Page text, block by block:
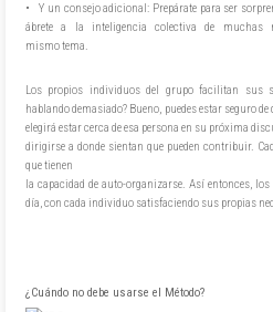
• Y un consejo adicional: Prepárate para ser
ábrete a la inteligencia colectiva de muchas
mismo tema.
Los propios individuos del grupo facilitan sus
hablando demasiado? Bueno, puedes estar seguro
elegirá estar cerca de esa persona en su próxima
dirigirse a donde sientan que pueden contribuir.
que tienen
la capacidad de auto-organizarse. Así entonces,
día, con cada individuo satisfaciendo sus propias
¿Cuándo no debe usarse el Método?